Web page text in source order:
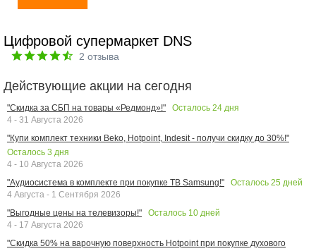
Цифровой супермаркет DNS
2 отзыва
Действующие акции на сегодня
"Скидка за СБП на товары «Редмонд»!" Осталось 24 дня
4 - 31 Августа 2026
"Купи комплект техники Beko, Hotpoint, Indesit - получи скидку до 30%!"
Осталось 3 дня
4 - 10 Августа 2026
"Аудиосистема в комплекте при покупке ТВ Samsung!"
Осталось 25 дней
4 Августа - 1 Сентября 2026
"Выгодные цены на телевизоры!"
Осталось 10 дней
4 - 17 Августа 2026
"Скидка 50% на варочную поверхность Hotpoint при покупке духового